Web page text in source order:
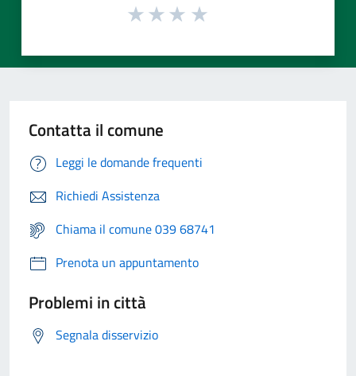
Contatta il comune
Leggi le domande frequenti
Richiedi Assistenza
Chiama il comune 039 68741
Prenota un appuntamento
Problemi in città
Segnala disservizio